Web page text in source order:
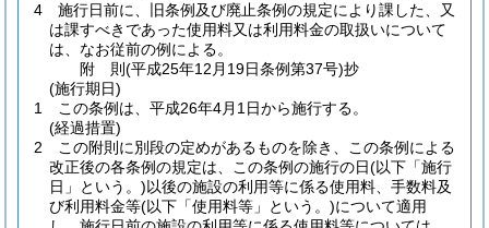
4
施行日前に、旧条例及び廃止条例の規定により課した、又
は課すべきであった使用料又は利用料金の取扱いについて
は、なお従前の例による。
附 則(平成25年12月19日条例第37号)抄
(施行期日)
1
この条例は、平成26年4月1日から施行する。
(経過措置)
2
この附則に別段の定めがあるものを除き、この条例による
改正後の各条例の規定は、この条例の施行の日(以下「施行
日」という。)以後の施設の利用等に係る使用料、手数料及
び利用料金等(以下「使用料等」という。)について適用